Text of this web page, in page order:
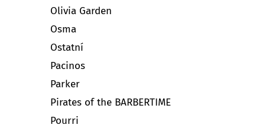
Olivia Garden
Osma
Ostatní
Pacinos
Parker
Pirates of the BARBERTIME
Pourri